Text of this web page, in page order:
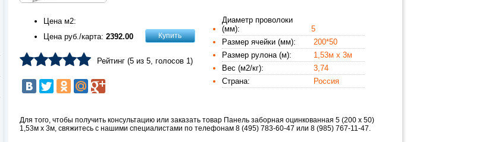
Цена м2:
Цена руб./карта: 2392.00 Купить
Рейтинг (5из 5, голосов 1)
Диаметр проволоки
(мм):
5
Размер ячейки (мм):
200*50
Размер рулона (м):
1,53м х 3м
Вес (м2/кг):
3,74
Страна:
Россия
Для того, чтобы получить консультацию или заказать товар Панель заборная оцинкованная 5 (200 х 50)
1,53м х 3м, свяжитесь с нашими специалистами по телефонам 8 (495) 783-60-47 или 8 (985) 767-11-47.